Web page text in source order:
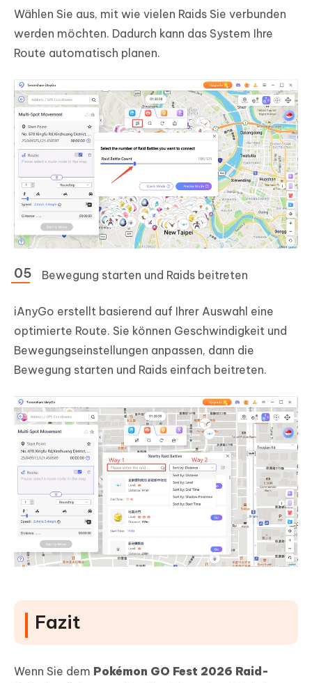
Wählen Sie aus, mit wie vielen Raids Sie verbunden
werden möchten. Dadurch kann das System Ihre
Route automatisch planen.
Bewegung starten und Raids beitreten
iAnyGo erstellt basierend auf Ihrer Auswahl eine
optimierte Route. Sie können Geschwindigkeit und
Bewegungseinstellungen anpassen, dann die
Bewegung starten und Raids einfach beitreten.
Fazit
Wenn Sie dem Pokémon GO Fest 2026 Raid-